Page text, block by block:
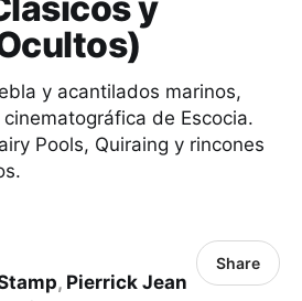
y acantilados marinos,
de Escocia.
Pools, Quiraing y rincones
, Pierrick Jean
Share